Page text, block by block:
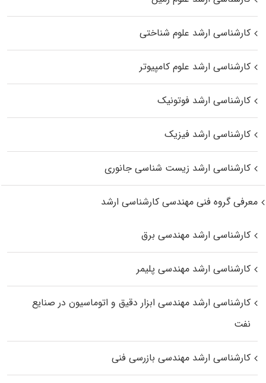
کارشناسی ارشد علوم شناختی
کارشناسی ارشد علوم کامپیوتر
کارشناسی ارشد فوتونیک
کارشناسی ارشد فیزیک
کارشناسی ارشد زیست‌ شناسی جانوری
معرفی گروه فنی مهندسی کارشناسی ارشد
کارشناسی ارشد مهندسی برق
کارشناسی ارشد مهندسی پلیمر
کارشناسی ارشد مهندسی ابزار دقیق و اتوماسیون در صنایع
نفت
کارشناسی ارشد مهندسی بازرسی فنی